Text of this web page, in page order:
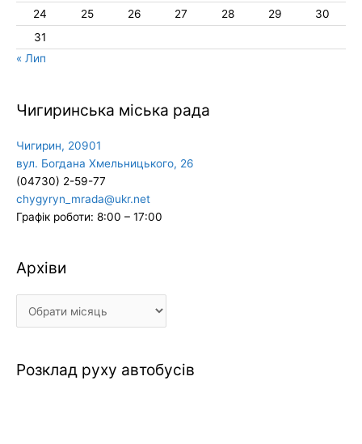
24
25 26 27 28 29
30
31
« Лип
Чигиринська міська рада
Чигирин, 20901
вул. Богдана Хмельницького, 26
(04730) 2-59-77
chygyryn_mrada@ukr.net
Графік роботи: 8:00 – 17:00
Архіви
Архіви
Розклад руху автобусів